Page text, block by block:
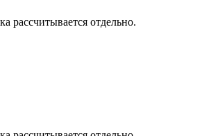
рассчитывается отдельно.